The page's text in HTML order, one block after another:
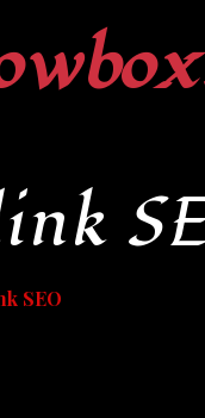
SEO